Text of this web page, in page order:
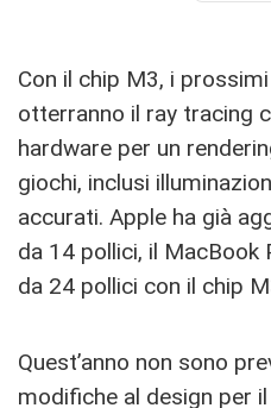
Con il chip M3, i
otterranno il ray tracing
hardware per un
giochi, inclusi
accurati. Apple ha già
da 14 pollici, il MacBook
da 24 pollici con il chip
Quest’anno non sono
modifiche al design per